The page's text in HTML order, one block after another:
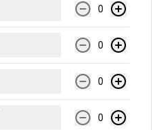
0
0
0
0